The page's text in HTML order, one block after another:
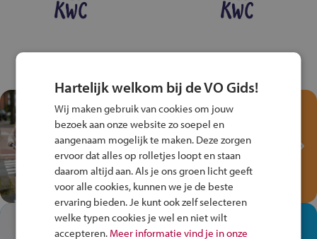
Test je kennis met het
Fiets Veilig
Verkeersspel!
Speel het Fiets Veilig Verkeersspel
en win een Cortina-fiets!
In de winkel ben je op je
Hartelijk welkom bij de VO Gids!
Wij maken gebruik van cookies om jouw
bezoek aan onze website zo soepel en
aangenaam mogelijk te maken. Deze zorgen
ervoor dat alles op rolletjes loopt en staan
daarom altijd aan. Als je ons groen licht geeft
voor alle cookies, kunnen we je de beste
ervaring bieden. Je kunt ook zelf selecteren
welke typen cookies je wel en niet wilt
accepteren. Meer informatie vind je in onze